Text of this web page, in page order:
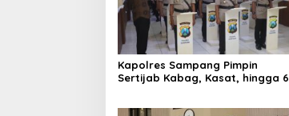
Kapolres Sampang Pimpin
Sertijab Kabag, Kasat, hingga 6